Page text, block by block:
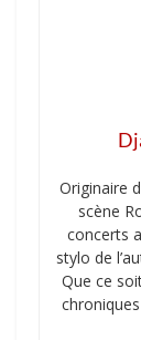
Originaire
scène
concerts
stylo de
Que ce